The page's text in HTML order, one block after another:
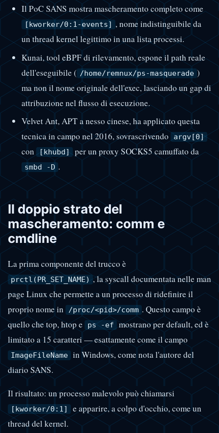
Il PoC SANS mostra mascheramento completo come
[kworker/0:1-events] , nome indistinguibile da
un thread kernel legittimo in una lista processi.
Kunai, tool eBPF di rilevamento, espone il path reale
dell'eseguibile ( /home/remnux/ps-masquerade )
ma non il nome originale dell'exec, lasciando un gap di
attribuzione nel flusso di esecuzione.
Velvet Ant, APT a nesso cinese, ha applicato questa
tecnica in campo nel 2016, sovrascrivendo argv[0]
con [khubd] per un proxy SOCKS5 camuffato da
smbd -D .
Il doppio strato del
mascheramento: comm e
cmdline
La prima componente del trucco è
prctl(PR_SET_NAME) , la syscall documentata nelle man
page Linux che permette a un processo di ridefinire il
proprio nome in
/proc/<pid>/comm . Questo campo è
quello che top, htop e
ps -ef mostrano per default, ed è
limitato a 15 caratteri — esattamente come il campo
ImageFileName in Windows, come nota l'autore del
diario SANS.
Il risultato: un processo malevolo può chiamarsi
[kworker/0:1]
e apparire, a colpo d'occhio, come un
thread del kernel.